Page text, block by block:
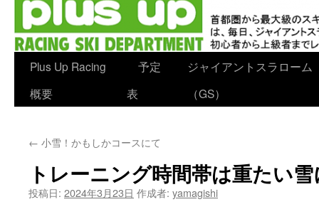
ン
ン
へ
Plus Up Racing
概要
予定
表
ジャイアントスラローム
（GS）
← 小雪！かもしかコースにて
トレーニング時間帯は重たい
投稿日: 2024年3月23日 作成者: yamagishi